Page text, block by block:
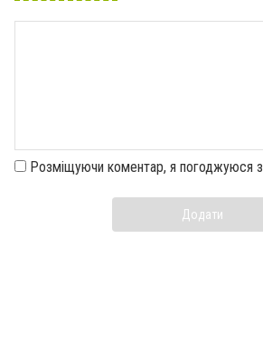
Розміщуючи коментар, я погоджуюся з
Додати